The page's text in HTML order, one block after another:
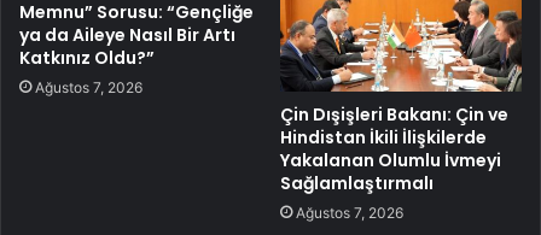
Memnu” Sorusu: “Gençliğe
ya da Aileye Nasıl Bir Artı
Katkınız Oldu?”
Ağustos 7, 2026
Çin Dışişleri Bakanı: Çin ve
Hindistan İkili İlişkilerde
Yakalanan Olumlu İvmeyi
Sağlamlaştırmalı
Ağustos 7, 2026